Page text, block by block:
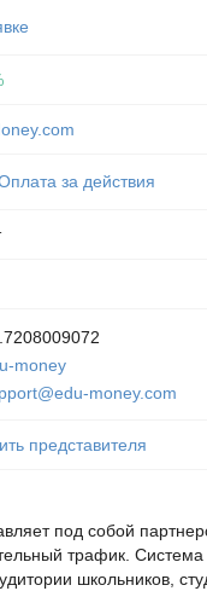
за действия
money
money.com
представителя
под собой
трафик. Система
школьников,